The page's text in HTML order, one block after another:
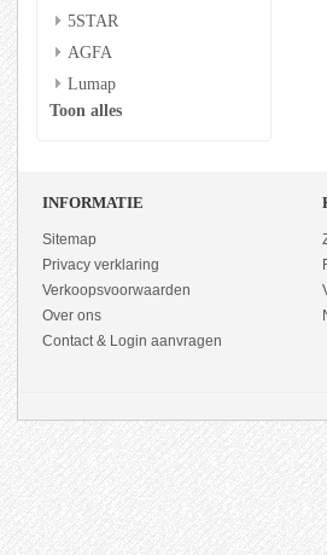
5STAR
AGFA
Lumap
Toon alles
INFORMATIE
Sitemap
Privacy verklaring
Verkoopsvoorwaarden
Over ons
Contact & Login aanvragen